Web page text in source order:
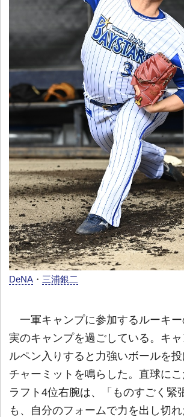
DeNA ・ 三浦銀二
一軍キャンプに参加するルーキ
実のキャンプを過ごしている。キ
ルペン入りすると力強いボールを
チャーミットを鳴らした。直球に
ラフト4位右腕は、「ものすごく緊
も、自分のフォームで力を出し切